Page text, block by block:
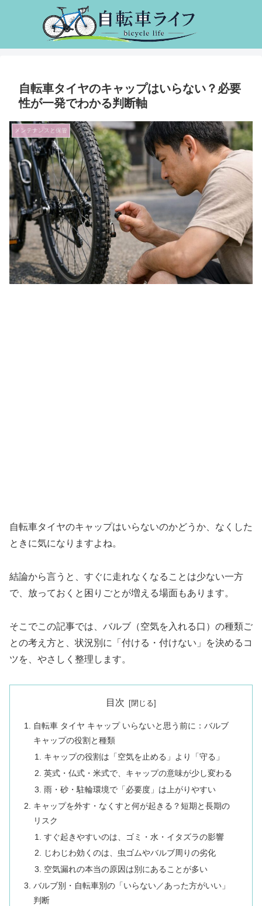
自転車タイヤのキャップはいらない？必要
性が一発でわかる判断軸
メンテナンスと保管
自転車タイヤのキャップはいらないのかどうか、なくした
ときに気になりますよね。
結論から言うと、すぐに走れなくなることは少ない一方
で、放っておくと困りごとが増える場面もあります。
そこでこの記事では、バルブ（空気を入れる口）の種類ご
との考え方と、状況別に「付ける・付けない」を決めるコ
ツを、やさしく整理します。
目次
自転車 タイヤ キャップ いらないと思う前に：バルブ
キャップの役割と種類
キャップの役割は「空気を止める」より「守る」
英式・仏式・米式で、キャップの意味が少し変わる
雨・砂・駐輪環境で「必要度」は上がりやすい
キャップを外す・なくすと何が起きる？短期と長期の
リスク
すぐ起きやすいのは、ゴミ・水・イタズラの影響
じわじわ効くのは、虫ゴムやバルブ周りの劣化
空気漏れの本当の原因は別にあることが多い
バルブ別・自転車別の「いらない／あった方がいい」
判断